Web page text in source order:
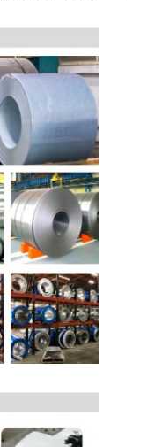
inossidabile
inossidabile